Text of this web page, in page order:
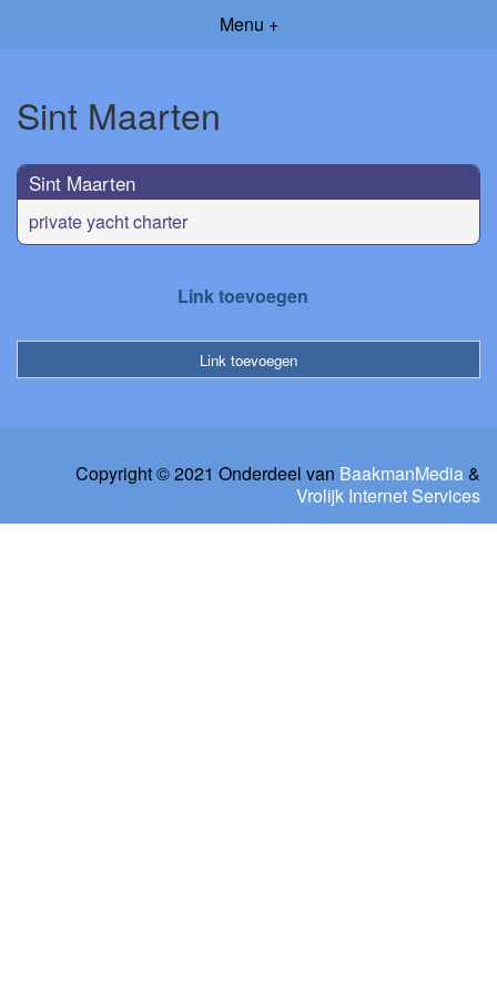
Menu +
Sint Maarten
Sint Maarten
private yacht charter
Link toevoegen
Link toevoegen
Copyright © 2021 Onderdeel van BaakmanMedia&
Vrolijk Internet Services